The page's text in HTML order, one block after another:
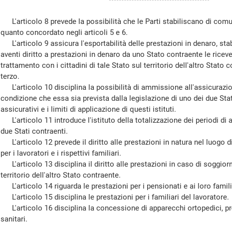
L'articolo 8 prevede la possibilità che le Parti stabiliscano di
quanto concordato negli articoli 5 e 6.
L'articolo 9 assicura l'esportabilità delle prestazioni in denaro,
aventi diritto a prestazioni in denaro da uno Stato contraente le
trattamento con i cittadini di tale Stato sul territorio dell'altro Stato
terzo.
L'articolo 10 disciplina la possibilità di ammissione
condizione che essa sia prevista dalla legislazione di uno dei due
assicurativi e i limiti di applicazione di questi istituti.
L'articolo 11 introduce l'istituto della totalizzazione dei periodi di
due Stati contraenti.
L'articolo 12 prevede il diritto alle prestazioni in natura nel luogo
per i lavoratori e i rispettivi familiari.
L'articolo 13 disciplina il diritto alle prestazioni in caso di
territorio dell'altro Stato contraente.
L'articolo 14 riguarda le prestazioni per i pensionati e ai loro
L'articolo 15 disciplina le prestazioni per i familiari del lavoratore.
L'articolo 16 disciplina la concessione di apparecchi ortopedici,
sanitari.